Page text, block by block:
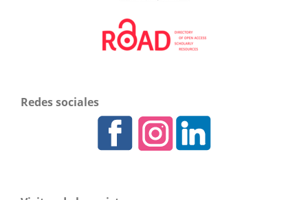
Redes sociales